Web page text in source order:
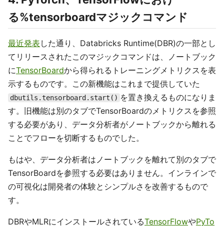
る%tensorboardマジックコマンド
最近発表 した通り、Databricks Runtime(DBR)の一部とし
てリリースされたこのマジックコマンドは、ノートブック
にTensorBoardから得られるトレーニングメトリクスを表
示するものです。この新機能はこれまで提供していた
dbutils.tensorboard.start() を置き換えるものになりま
す。旧機能は別のタブでTensorBoardのメトリクスを参照
する必要があり、データ分析者がノートブックから離れる
ことでフローを切断するものでした。
もはや、データ分析者はノートブックを離れて別のタブで
TensorBoardを参照する必要はありません。インラインで
の可視化は開発者の体験とシンプルさを改善するもので
す。
DBRやMLRにインストールされているTensorFlowやPyTo